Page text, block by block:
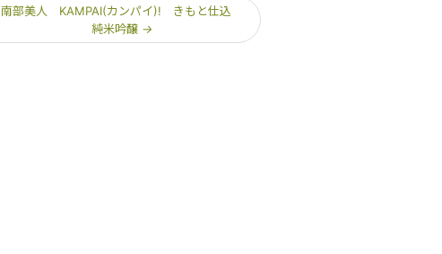
南部美人 KAMPAI(カンパイ)! きもと仕込
純米吟醸 →